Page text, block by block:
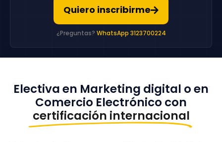
Quiero inscribirme
¿Preguntas? WhatsApp 3123700224
Electiva en Marketing digital o en
Comercio Electrónico con
certificación internacional